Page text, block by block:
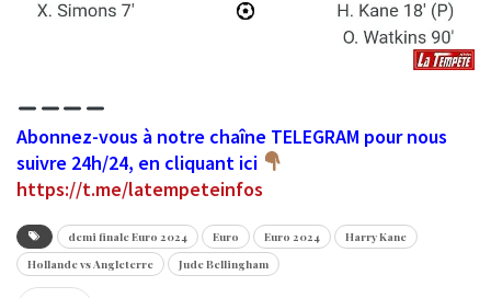
Abonnez-vous à notre chaîne TELEGRAM pour nous
suivre 24h/24, en cliquant ici
https://t.me/latempeteinfos
demi finale Euro 2024 Euro Euro 2024
Harry Kane
Hollande vs Angleterre
Jude Bellingham